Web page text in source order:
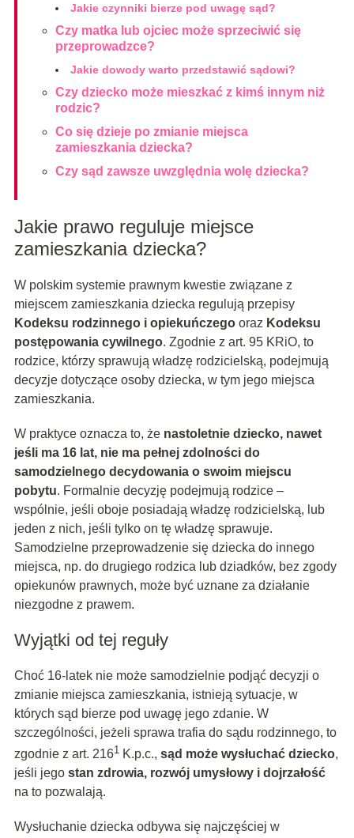
Jakie czynniki bierze pod uwagę sąd?
Czy matka lub ojciec może sprzeciwić się
przeprowadzce?
Jakie dowody warto przedstawić sądowi?
Czy dziecko może mieszkać z kimś innym niż
rodzic?
Co się dzieje po zmianie miejsca
zamieszkania dziecka?
Czy sąd zawsze uwzględnia wolę dziecka?
Jakie prawo reguluje miejsce
zamieszkania dziecka?
W polskim systemie prawnym kwestie związane z
miejscem zamieszkania dziecka regulują przepisy
Kodeksu rodzinnego i opiekuńczegooraz Kodeksu
postępowania cywilnego. Zgodnie z art. 95 KRiO, to
rodzice, którzy sprawują władzę rodzicielską, podejmują
decyzje dotyczące osoby dziecka, w tym jego miejsca
zamieszkania.
W praktyce oznacza to, że nastoletnie dziecko, nawet
jeśli ma 16 lat, nie ma pełnej zdolności do
samodzielnego decydowania o swoim miejscu
pobytu. Formalnie decyzję podejmują rodzice –
wspólnie, jeśli oboje posiadają władzę rodzicielską, lub
jeden z nich, jeśli tylko on tę władzę sprawuje.
Samodzielne przeprowadzenie się dziecka do innego
miejsca, np. do drugiego rodzica lub dziadków, bez zgody
opiekunów prawnych, może być uznane za działanie
niezgodne z prawem.
Wyjątki od tej reguły
Choć 16-latek nie może samodzielnie podjąć decyzji o
zmianie miejsca zamieszkania, istnieją sytuacje, w
których sąd bierze pod uwagę jego zdanie. W
szczególności, jeżeli sprawa trafia do sądu rodzinnego, to
zgodnie z art. 2161K.p.c., sąd może wysłuchać dziecko,
jeśli jego stan zdrowia, rozwój umysłowy i dojrzałość
na to pozwalają.
Wysłuchanie dziecka odbywa się najczęściej w